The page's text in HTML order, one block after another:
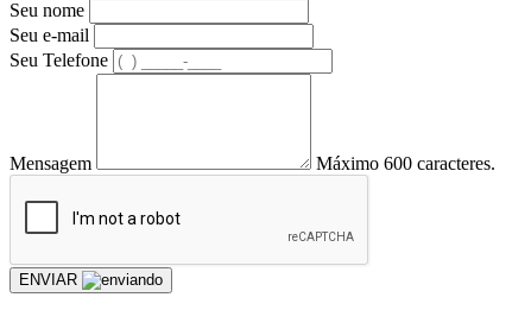
Seu nome
Seu e-mail
Seu Telefone
Mensagem Máximo 600 caracteres.
ENVIAR